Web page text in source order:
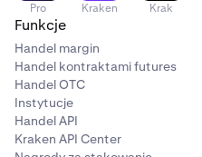
Pro Kraken Krak
Funkcje
Handel margin
Handel kontraktami futures
Handel OTC
Instytucje
Handel API
Kraken API Center